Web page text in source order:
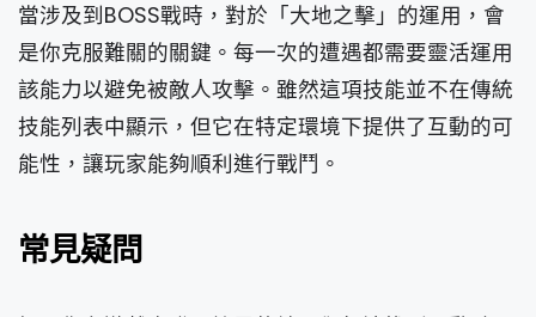
當涉及到BOSS戰時，對於「大地之擊」的運用，會
是你克服難關的關鍵。每一次的遭遇都需要靈活運用
該能力以避免被敵人攻擊。雖然這項技能並不在傳統
技能列表中顯示，但它在特定環境下提供了互動的可
能性，讓玩家能夠順利進行戰鬥。
常見疑問